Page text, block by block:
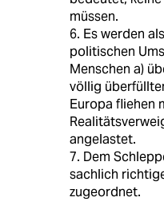
müssen.
6. Es werden
politischen
Menschen a)
völlig
Europa fliehen
angelastet.
7. Dem
sachlich
zugeordnet.